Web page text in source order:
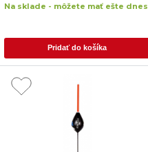
Na sklade - môžete mať ešte dnes
Pridať do košíka